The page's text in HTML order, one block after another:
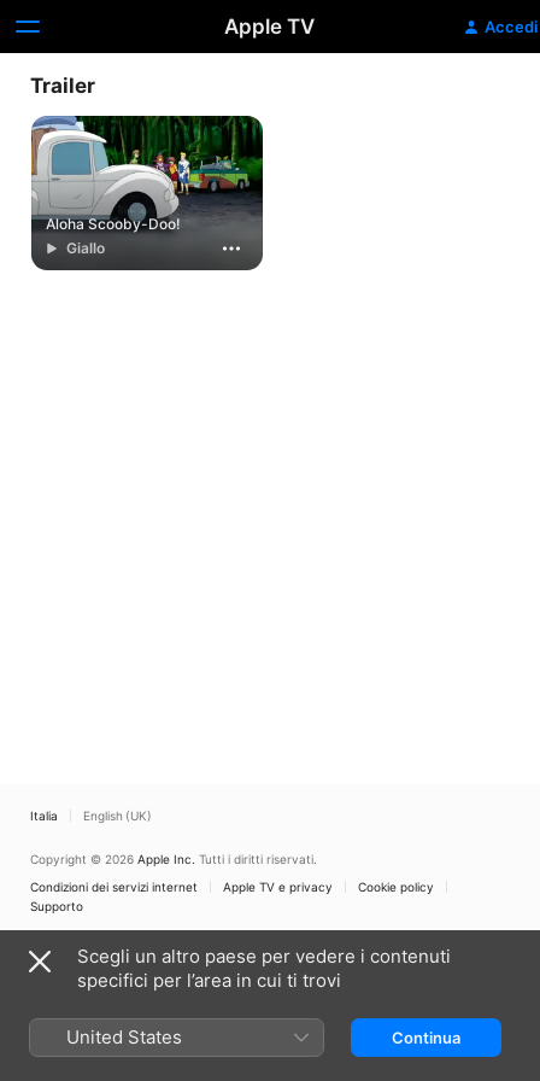
Apple TV Accedi
Trailer
Aloha Scooby-Doo!
Giallo
Italia English (UK)
Copyright © 2026 Apple Inc. Tutti i diritti riservati.
Condizioni dei servizi internet
Apple TV e privacy
Cookie policy
Supporto
Scegli un altro paese per vedere i contenuti
specifici per l’area in cui ti trovi
United States Continua